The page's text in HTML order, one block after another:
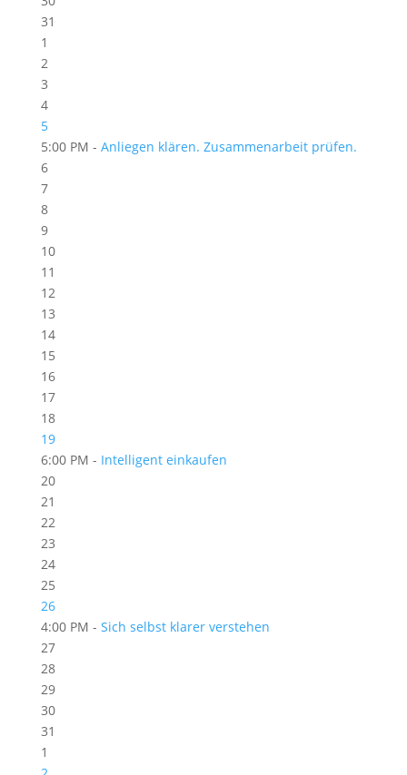
31
1
2
3
4
5
5:00 PM - Anliegen klären. Zusammenarbeit prüfen.
6
7
8
9
10
11
12
13
14
15
16
17
18
19
6:00 PM - Intelligent einkaufen
20
21
22
23
24
25
26
4:00 PM - Sich selbst klarer verstehen
27
28
29
30
31
1